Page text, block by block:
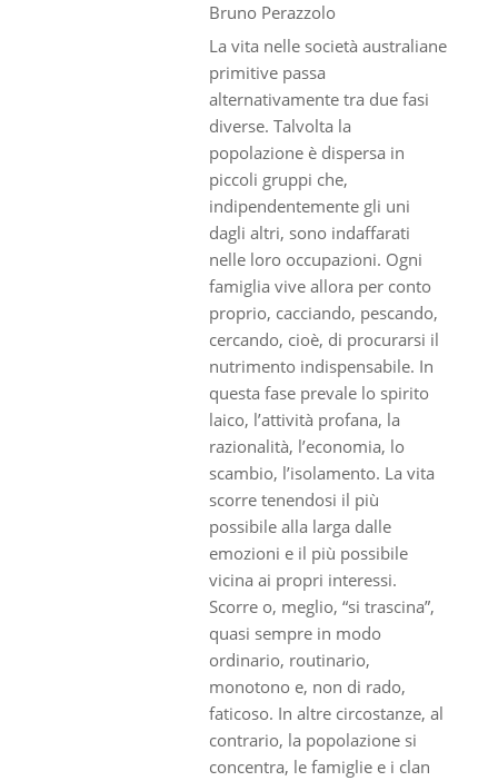
Bruno Perazzolo
La vita nelle società australiane
primitive passa
alternativamente tra due fasi
diverse. Talvolta la
popolazione è dispersa in
piccoli gruppi che,
indipendentemente gli uni
dagli altri, sono indaffarati
nelle loro occupazioni. Ogni
famiglia vive allora per conto
proprio, cacciando, pescando,
cercando, cioè, di procurarsi il
nutrimento indispensabile. In
questa fase prevale lo spirito
laico, l’attività profana, la
razionalità, l’economia, lo
scambio, l’isolamento. La vita
scorre tenendosi il più
possibile alla larga dalle
emozioni e il più possibile
vicina ai propri interessi.
Scorre o, meglio, “si trascina”,
quasi sempre in modo
ordinario, routinario,
monotono e, non di rado,
faticoso. In altre circostanze, al
contrario, la popolazione si
concentra, le famiglie e i clan